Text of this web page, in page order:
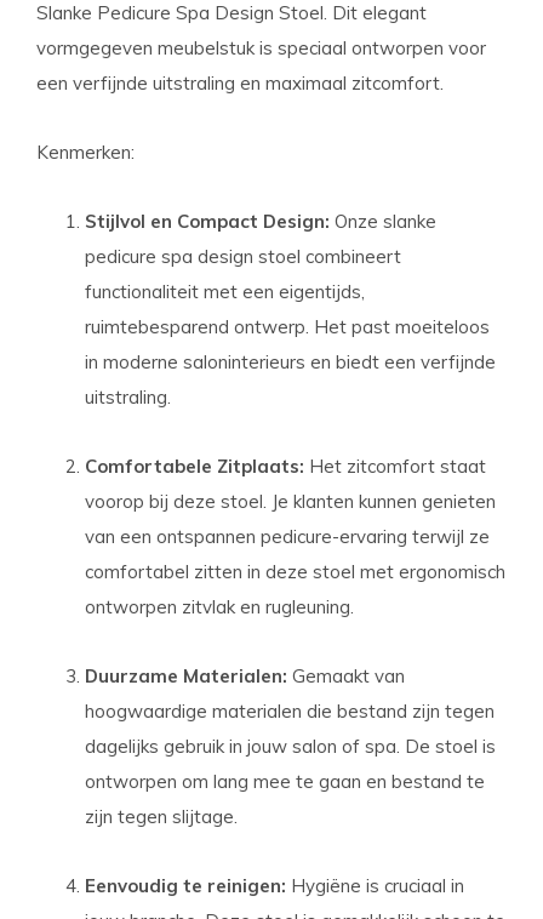
Slanke Pedicure Spa Design Stoel. Dit elegant
vormgegeven meubelstuk is speciaal ontworpen voor
een verfijnde uitstraling en maximaal zitcomfort.
Kenmerken:
Stijlvol en Compact Design: Onze slanke
pedicure spa design stoel combineert
functionaliteit met een eigentijds,
ruimtebesparend ontwerp. Het past moeiteloos
in moderne saloninterieurs en biedt een verfijnde
uitstraling.
Comfortabele Zitplaats: Het zitcomfort staat
voorop bij deze stoel. Je klanten kunnen genieten
van een ontspannen pedicure-ervaring terwijl ze
comfortabel zitten in deze stoel met ergonomisch
ontworpen zitvlak en rugleuning.
Duurzame Materialen: Gemaakt van
hoogwaardige materialen die bestand zijn tegen
dagelijks gebruik in jouw salon of spa. De stoel is
ontworpen om lang mee te gaan en bestand te
zijn tegen slijtage.
Eenvoudig te reinigen: Hygiëne is cruciaal in